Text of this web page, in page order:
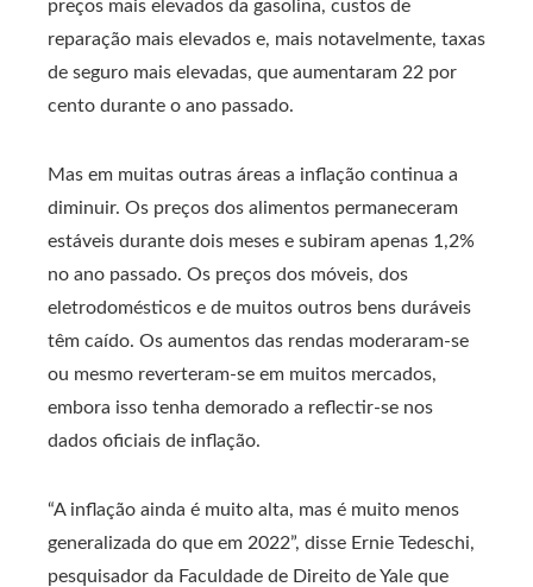
preços mais elevados da gasolina, custos de
reparação mais elevados e, mais notavelmente, taxas
de seguro mais elevadas, que aumentaram 22 por
cento durante o ano passado.
Mas em muitas outras áreas a inflação continua a
diminuir. Os preços dos alimentos permaneceram
estáveis ​​durante dois meses e subiram apenas 1,2%
no ano passado. Os preços dos móveis, dos
eletrodomésticos e de muitos outros bens duráveis ​​
têm caído. Os aumentos das rendas moderaram-se
ou mesmo reverteram-se em muitos mercados,
embora isso tenha demorado a reflectir-se nos
dados oficiais de inflação.
“A inflação ainda é muito alta, mas é muito menos
generalizada do que em 2022”, disse Ernie Tedeschi,
pesquisador da Faculdade de Direito de Yale que